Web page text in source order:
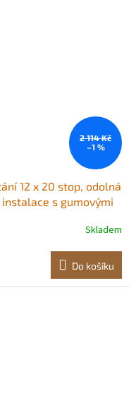
2 114 Kč
–1 %
12 x 20 stop, odolná
s gumovými
Skladem
Do košíku